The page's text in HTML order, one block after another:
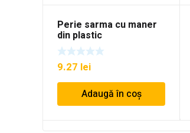
Perie sarma cu maner
din plastic
9.27 lei
Adaugă în coș